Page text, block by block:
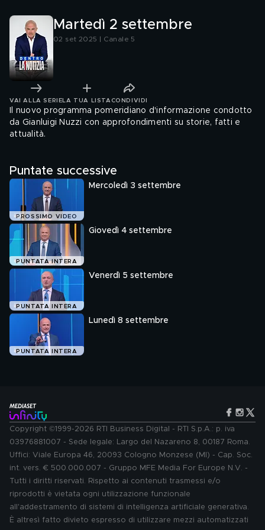
Martedì 2 settembre
02 set 2025 | Canale 5
VAI ALLA SERIE LA TUA LISTA CONDIVIDI
Il nuovo programma pomeridiano d'informazione condotto
da Gianluigi Nuzzi con approfondimenti su storie, fatti e
attualità.
Puntate successive
PROSSIMO VIDEO
Mercoledì 3 settembre
PUNTATA INTERA
Giovedì 4 settembre
PUNTATA INTERA
Venerdì 5 settembre
PUNTATA INTERA
Lunedì 8 settembre
Copyright ©1999-2026 RTI Business Digital - RTI S.p.A.: p. iva
03976881007 - Sede legale: Largo del Nazareno 8, 00187 Roma.
Uffici: Viale Europa 46, 20093 Cologno Monzese (MI) - Cap. Soc.
int. vers. € 500.000.007 - Gruppo MFE Media For Europe N.V. -
Tutti i diritti riservati. Rispetto ai contenuti trasmessi e/o
riprodotti è vietata ogni utilizzazione funzionale
all'addestramento di sistemi di intelligenza artificiale generativa.
È altresì fatto divieto espresso di utilizzare mezzi automatizzati